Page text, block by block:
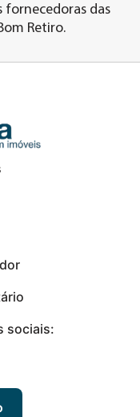
fornecedoras das
Retiro.
sociais: